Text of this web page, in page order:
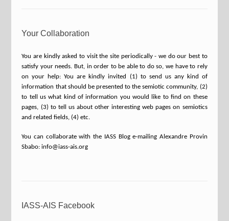
Your Collaboration
You are kindly asked to visit the site periodically - we do our best to
satisfy your needs. But, in order to be able to do so, we have to rely
on your help: You are kindly invited (1) to send us any kind of
information that should be presented to the semiotic community, (2)
to tell us what kind of information you would like to find on these
pages, (3) to tell us about other interesting web pages on semiotics
and related fields, (4) etc.
You can collaborate with the IASS Blog e-mailing Alexandre Provin
Sbabo: info@iass-ais.org
IASS-AIS Facebook